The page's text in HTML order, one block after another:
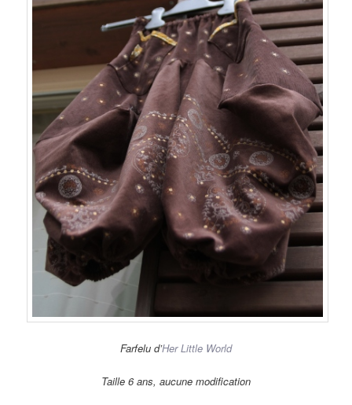
Farfelu d’Her Little World
Taille 6 ans, aucune modification